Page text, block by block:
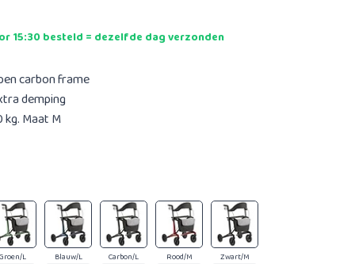
15:30 besteld = dezelfde dag verzonden
carbon frame
demping
Maat M
Groen/L Blauw/L Carbon/L Rood/M Zwart/M